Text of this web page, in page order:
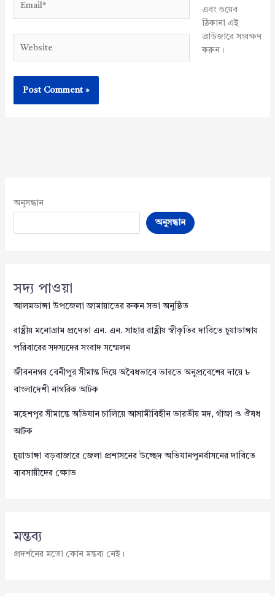
এবং ওয়েব
ঠিকানা এই
ব্রাউজারে সংরক্ষণ
করুন।
অনুসন্ধান
অনুসন্ধান
সদ্য পাওয়া
আলমডাঙ্গা উপজেলা জামায়াতের রুকন সভা অনুষ্ঠিত
রাষ্ট্রীয় মনোগ্রাম প্রণেতা এন. এন. সাহার রাষ্ট্রীয় স্বীকৃতির দাবিতে চুয়াডাঙ্গায়
পরিবারের সদস্যদের সংবাদ সম্মেলন
জীবননগর বেনীপুর সীমান্ত দিয়ে অবৈধভাবে ভারতে অনুপ্রবেশের দায়ে ৮
বাংলাদেশী নাগরিক আটক
মহেশপুর সীমান্তে অভিযান চালিয়ে আসামীবিহীন ভারতীয় মদ, গাঁজা ও ঔষধ
আটক
চুয়াডাঙ্গা বড়বাজারে জেলা প্রশাসনের উচ্ছেদ অভিযানপুনর্বাসনের দাবিতে
ব্যবসায়ীদের ক্ষোভ
মন্তব্য
প্রদর্শনের মতো কোন মন্তব্য নেই।